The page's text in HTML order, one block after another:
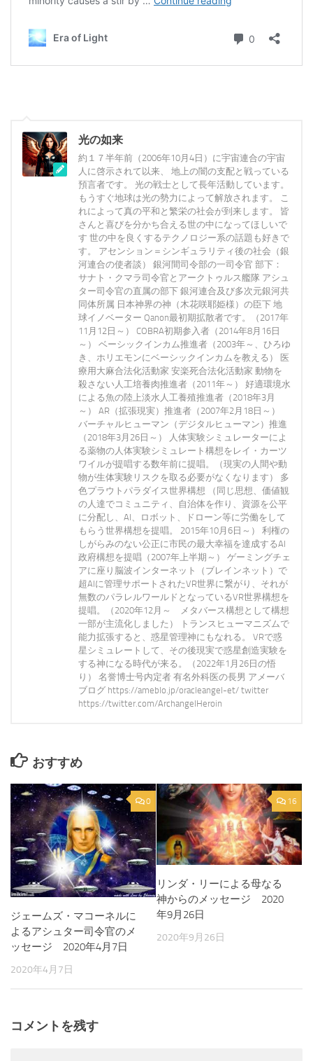
光の如来
約１７半年前（2006年10月4日）に宇宙連合の宇宙
人に啓示されて以来、 地上の闇の支配と戦っている
預言者です。 光の戦士として長年活動しています。
もうすぐ地球は光の勢力によって解放されます。 こ
れによって真の平和と繁栄の社会が到来します。 皆
さんと喜びを分かち合える世の中になってほしいで
す 世の中を良くするテクノロジー系の話題も好きで
す。 アセンション＝シンギュラリティ後の社会（銀
河連合の使者談） 銀河間司令部の一司令官 部下：
サナト・クマラ司令官とアークトゥルス艦隊 アシュ
ター司令官の直属の部下 銀河連合及び多次元銀河共
同体所属 日本神界の神（木花咲耶姫様）の臣下 地
球イノベーター Qanon最初期拡散者です。（2017年
11月12日～） COBRA初期参入者（2014年8月16日
～） ベーシックインカム推進者（2003年～、ひろゆ
き、ホリエモンにベーシックインカムを教える） 医
療用大麻合法化活動家 安楽死合法化活動家 動物を
殺さない人工培養肉推進者（2011年～） 好適環境水
による魚の陸上淡水人工養殖推進者（2018年3月
～） AR（拡張現実）推進者（2007年2月18日～）
バーチャルヒューマン（デジタルヒューマン）推進
（2018年3月26日～） 人体実験シミュレーターによ
る薬物の人体実験シミュレート構想をレイ・カーツ
ワイルが提唱する数年前に提唱。（現実の人間や動
物が生体実験リスクを取る必要がなくなります） 多
色プラウトパラダイス世界構想 （同じ思想、価値観
の人達でコミュニティ、自治体を作り、資源を公平
に分配し、AI、ロボット、ドローン等に労働をして
もらう世界構想を提唱。 2015年10月6日～） 利権の
しがらみのない公正に市民の最大幸福を達成するAI
政府構想を提唱（2007年上半期～） ゲーミングチェ
アに座り脳波インターネット（ブレインネット）で
超AIに管理サポートされたVR世界に繋がり、それが
無数のパラレルワールドとなっているVR世界構想を
提唱。（2020年12月～ メタバース構想として構想
一部が主流化しました） トランスヒューマニズムで
能力拡張すると、惑星管理神にもなれる。 VRで惑
星シミュレートして、その後現実で惑星創造実験を
する神になる時代が来る。（2022年1月26日の悟
り） 名誉博士号内定者 有名外科医の長男 アメーバ
ブログ https://ameblo.jp/oracleangel-et/ twitter
https://twitter.com/ArchangelHeroin
おすすめ
0
ジェームズ・マコーネルに
よるアシュター司令官のメ
ッセージ 2020年4月7日
2020年4月7日
16
リンダ・リーによる母なる
神からのメッセージ 2020
年9月26日
2020年9月26日
コメントを残す